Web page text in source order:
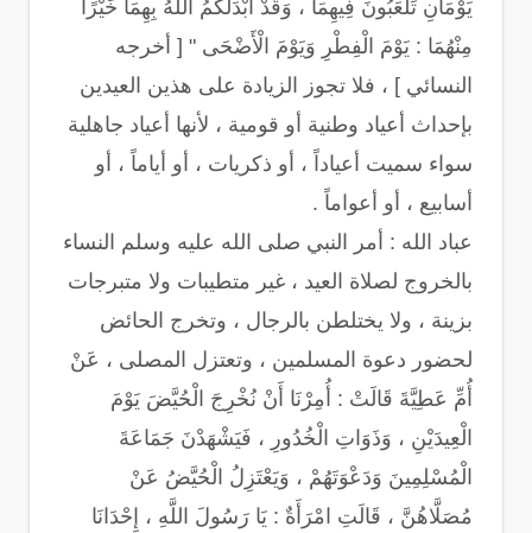
يَوْمَانِ تَلْعَبُونَ فِيهِمَا ، وَقَدْ أَبْدَلَكُمُ اللَّهُ بِهِمَا خَيْرًا
مِنْهُمَا : يَوْمَ الْفِطْرِ وَيَوْمَ الْأَضْحَى " [ أخرجه
النسائي ] ، فلا تجوز الزيادة على هذين العيدين
بإحداث أعياد وطنية أو قومية ، لأنها أعياد جاهلية
سواء سميت أعياداً ، أو ذكريات ، أو أياماً ، أو
أسابيع ، أو أعواماً .
عباد الله : أمر النبي صلى الله عليه وسلم النساء
بالخروج لصلاة العيد ، غير متطيبات ولا متبرجات
بزينة ، ولا يختلطن بالرجال ، وتخرج الحائض
لحضور دعوة المسلمين ، وتعتزل المصلى ، عَنْ
أُمِّ عَطِيَّةَ قَالَتْ : أُمِرْنَا أَنْ نُخْرِجَ الْحُيَّضَ يَوْمَ
الْعِيدَيْنِ ، وَذَوَاتِ الْخُدُورِ ، فَيَشْهَدْنَ جَمَاعَةَ
الْمُسْلِمِينَ وَدَعْوَتَهُمْ ، وَيَعْتَزِلُ الْحُيَّضُ عَنْ
مُصَلَّاهُنَّ ، قَالَتِ امْرَأَةٌ : يَا رَسُولَ اللَّهِ ، إِحْدَانَا